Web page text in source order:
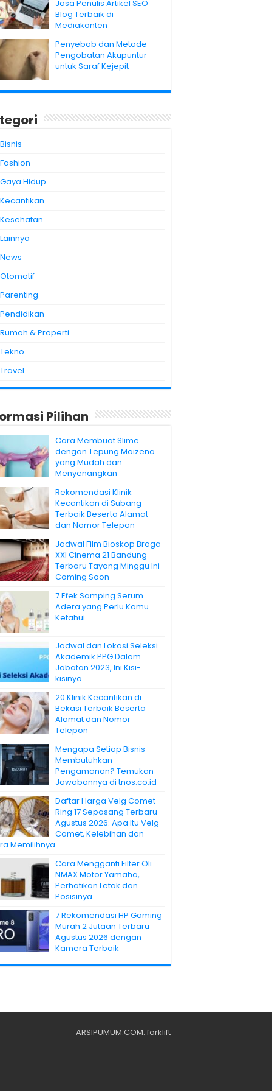
Jasa Penulis Artikel SEO
Blog Terbaik di
Mediakonten
Penyebab dan Metode
Pengobatan Akupuntur
untuk Saraf Kejepit
Bisnis
Fashion
Gaya Hidup
Kecantikan
Kesehatan
Lainnya
News
Otomotif
Parenting
Pendidikan
Rumah & Properti
Tekno
Travel
Pilihan
Cara Membuat Slime
dengan Tepung Maizena
yang Mudah dan
Menyenangkan
Rekomendasi Klinik
Kecantikan di Subang
Terbaik Beserta Alamat
dan Nomor Telepon
Jadwal Film Bioskop Braga
XXI Cinema 21 Bandung
Terbaru Tayang Minggu Ini
Coming Soon
7 Efek Samping Serum
Adera yang Perlu Kamu
Ketahui
Jadwal dan Lokasi Seleksi
Akademik PPG Dalam
Jabatan 2023, Ini Kisi-
kisinya
20 Klinik Kecantikan di
Bekasi Terbaik Beserta
Alamat dan Nomor
Telepon
Mengapa Setiap Bisnis
Membutuhkan
Pengamanan? Temukan
Jawabannya di tnos.co.id
Daftar Harga Velg Comet
Ring 17 Sepasang Terbaru
Agustus 2026: Apa Itu Velg
Comet, Kelebihan dan
Memilihnya
Cara Mengganti Filter Oli
NMAX Motor Yamaha,
Perhatikan Letak dan
Posisinya
7 Rekomendasi HP Gaming
Murah 2 Jutaan Terbaru
Agustus 2026 dengan
Kamera Terbaik
ARSIPUMUM.COM. forklift